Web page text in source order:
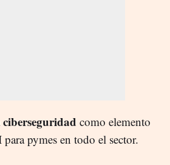
ciberseguridad como elemento
pymes en todo el sector.